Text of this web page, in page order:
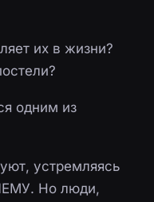
их в жизни?
одним из
устремляясь
Но люди,